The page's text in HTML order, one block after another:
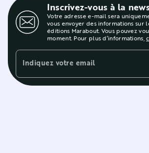
Inscrivez-vous à la
Votre adresse e-mail sera
vous envoyer des informations sur
éditions Marabout. Vous pouvez
moment. Pour plus d’informations,
Indiquez votre email